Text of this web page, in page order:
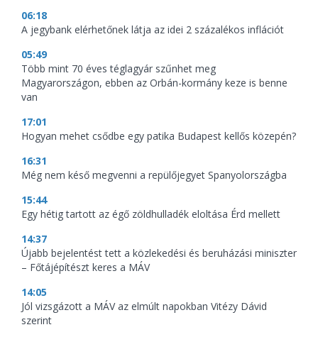
06:18
A jegybank elérhetőnek látja az idei 2 százalékos inflációt
05:49
Több mint 70 éves téglagyár szűnhet meg
Magyarországon, ebben az Orbán-kormány keze is benne
van
17:01
Hogyan mehet csődbe egy patika Budapest kellős közepén?
16:31
Még nem késő megvenni a repülőjegyet Spanyolországba
15:44
Egy hétig tartott az égő zöldhulladék eloltása Érd mellett
14:37
Újabb bejelentést tett a közlekedési és beruházási miniszter
– Főtájépítészt keres a MÁV
14:05
Jól vizsgázott a MÁV az elmúlt napokban Vitézy Dávid
szerint